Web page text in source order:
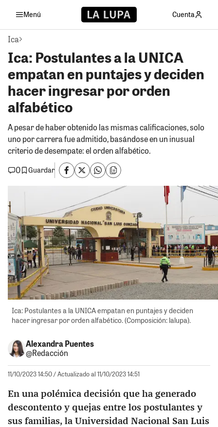
Menú Cuenta
Ica
Ica: Postulantes a la UNICA
empatan en puntajes y deciden
hacer ingresar por orden
alfabético
A pesar de haber obtenido las mismas calificaciones, solo
uno por carrera fue admitido, basándose en un inusual
criterio de desempate: el orden alfabético.
0
Guardar
Ica: Postulantes a la UNICA empatan en puntajes y deciden
hacer ingresar por orden alfabético. (Composición: lalupa).
Alexandra Puentes
@Redacción
11/10/2023 14:50/ Actualizado al 11/10/2023 14:51
En una polémica decisión que ha generado
descontento y quejas entre los postulantes y
sus familias, la Universidad Nacional San Luis